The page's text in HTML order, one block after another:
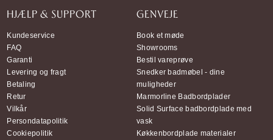
HJÆLP & SUPPORT
Kundeservice
FAQ
Garanti
Levering og fragt
Betaling
Retur
Vilkår
Persondatapolitik
Cookiepolitik
GENVEJE
Book et møde
Showrooms
Bestil vareprøve
Snedker badmøbel - dine
muligheder
Marmorline Badbordplader
Solid Surface badbordplade med
vask
Køkkenbordplade materialer